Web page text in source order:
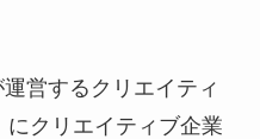
営するクリエイティ
クリエイティブ企業